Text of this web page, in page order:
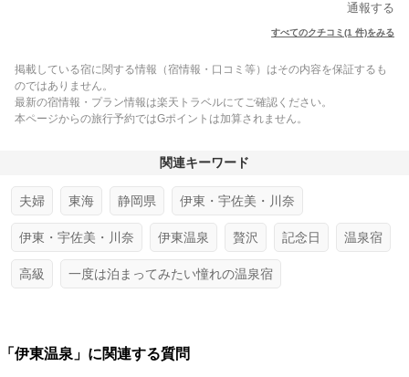
通報する
すべてのクチコミ(1 件)をみる
掲載している宿に関する情報（宿情報・口コミ等）はその内容を保証するも
のではありません。
最新の宿情報・プラン情報は楽天トラベルにてご確認ください。
本ページからの旅行予約ではGポイントは加算されません。
関連キーワード
夫婦 東海 静岡県 伊東・宇佐美・川奈
伊東・宇佐美・川奈 伊東温泉 贅沢 記念日 温泉宿
高級 一度は泊まってみたい憧れの温泉宿
「伊東温泉」に関連する質問